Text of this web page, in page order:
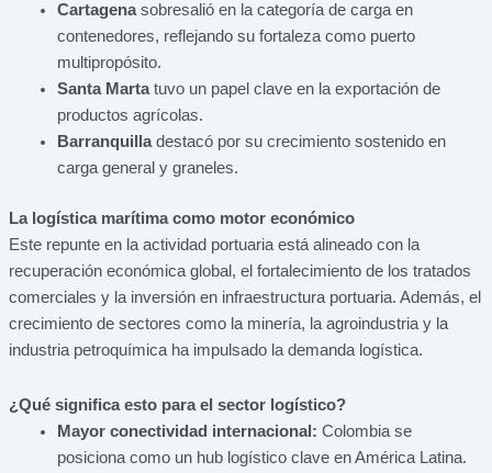
Cartagenasobresalió en la categoría de carga en
contenedores, reflejando su fortaleza como puerto
multipropósito.
Santa Martatuvo un papel clave en la exportación de
productos agrícolas.
Barranquilladestacó por su crecimiento sostenido en
carga general y graneles.
La logística marítima como motor económico
Este repunte en la actividad portuaria está alineado con la
recuperación económica global, el fortalecimiento de los tratados
comerciales y la inversión en infraestructura portuaria. Además, el
crecimiento de sectores como la minería, la agroindustria y la
industria petroquímica ha impulsado la demanda logística.
¿Qué significa esto para el sector logístico?
Mayor conectividad internacional: Colombia se
posiciona como un hub logístico clave en América Latina.